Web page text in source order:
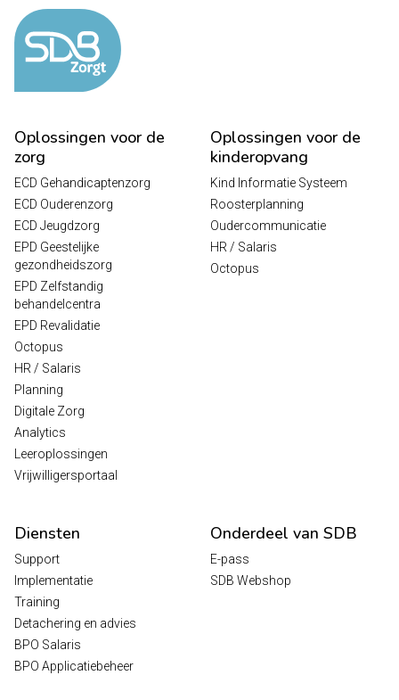
Oplossingen voor de
zorg
ECD Gehandicaptenzorg
ECD Ouderenzorg
ECD Jeugdzorg
EPD Geestelijke
gezondheidszorg
EPD Zelfstandig
behandelcentra
EPD Revalidatie
Octopus
HR / Salaris
Planning
Digitale Zorg
Analytics
Leeroplossingen
Vrijwilligersportaal
Oplossingen voor de
kinderopvang
Kind Informatie Systeem
Roosterplanning
Oudercommunicatie
HR / Salaris
Octopus
Diensten
Support
Implementatie
Training
Detachering en advies
BPO Salaris
BPO Applicatiebeheer
Onderdeel van SDB
E-pass
SDB Webshop